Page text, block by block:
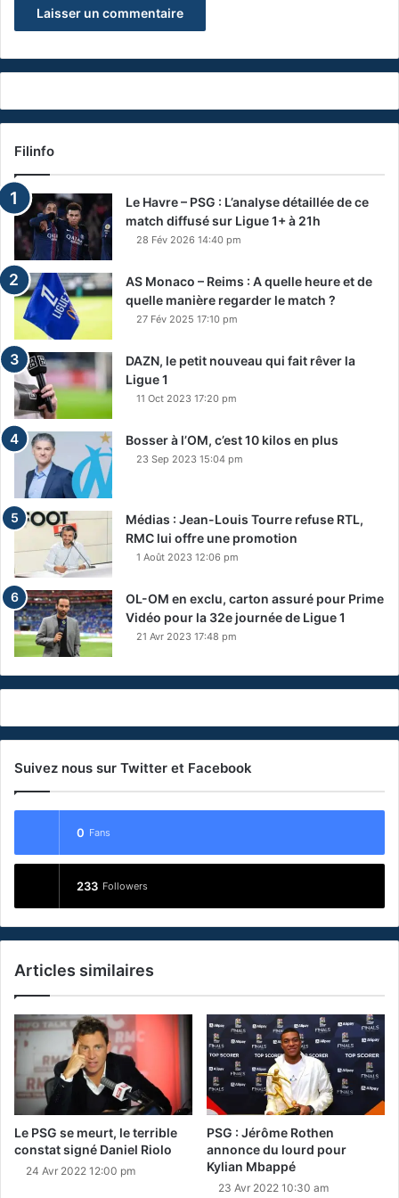
Filinfo
Le Havre – PSG : L’analyse détaillée de ce
match diffusé sur Ligue 1+ à 21h
28 Fév 2026 14:40 pm
AS Monaco – Reims : A quelle heure et de
quelle manière regarder le match ?
27 Fév 2025 17:10 pm
DAZN, le petit nouveau qui fait rêver la
Ligue 1
11 Oct 2023 17:20 pm
Bosser à l’OM, c’est 10 kilos en plus
23 Sep 2023 15:04 pm
Médias : Jean-Louis Tourre refuse RTL,
RMC lui offre une promotion
1 Août 2023 12:06 pm
OL-OM en exclu, carton assuré pour Prime
Vidéo pour la 32e journée de Ligue 1
21 Avr 2023 17:48 pm
Suivez nous sur Twitter et Facebook
0 Fans
233 Followers
Articles similaires
Le PSG se meurt, le terrible
constat signé Daniel Riolo
24 Avr 2022 12:00 pm
PSG : Jérôme Rothen
annonce du lourd pour
Kylian Mbappé
23 Avr 2022 10:30 am